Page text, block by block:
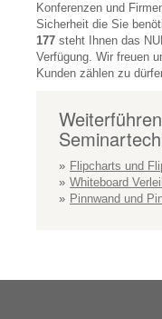
Konferenzen und
Sicherheit die Sie
177 steht Ihnen das
Verfügung. Wir freuen
Kunden zählen zu
Flipcharts und
Whiteboard
Pinnwand und